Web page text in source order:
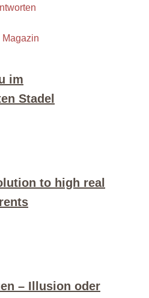
Magazin
im
Stadel
to high real
– Illusion oder